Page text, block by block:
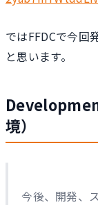
ではFFDCで今回
と思います。
境）
今後、開発、